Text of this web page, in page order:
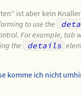
ist aber kein
to use the
For example, tab
the
details
komme ich nicht